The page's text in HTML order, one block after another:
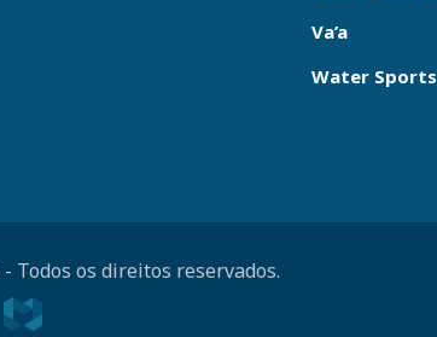
Va’a
Water Sports
- Todos os direitos reservados.